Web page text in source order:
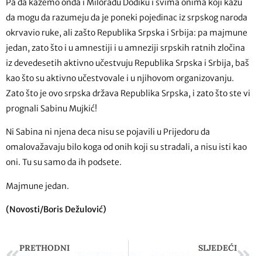
Pa da kažemo onda i Miloradu Dodiku i svima onima koji kažu
da mogu da razumeju da je poneki pojedinac iz srpskog naroda
okrvavio ruke, ali zašto Republika Srpska i Srbija: pa majmune
jedan, zato što i u amnestiji i u amneziji srpskih ratnih zločina
iz devedesetih aktivno učestvuju Republika Srpska i Srbija, baš
kao što su aktivno učestvovale i u njihovom organizovanju.
Zato što je ovo srpska država Republika Srpska, i zato što ste vi
prognali Sabinu Mujkić!
Ni Sabina ni njena deca nisu se pojavili u Prijedoru da
omalovažavaju bilo koga od onih koji su stradali, a nisu isti kao
oni. Tu su samo da ih podsete.
Majmune jedan.
(Novosti/Boris Dežulović)
PRETHODNI SLJEDEĆI